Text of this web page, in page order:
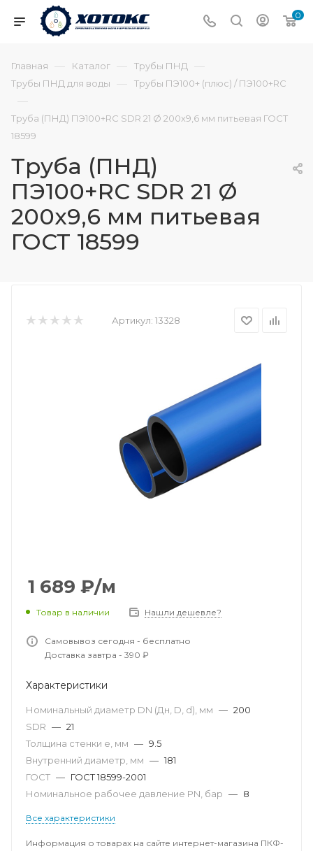
0
Главная — Каталог — Трубы ПНД —
Трубы ПНД для воды — Трубы ПЭ100+ (плюс) / ПЭ100+RC
—
Труба (ПНД) ПЭ100+RC SDR 21 Ø 200х9,6 мм питьевая ГОСТ
18599
Труба (ПНД)
ПЭ100+RC SDR 21 Ø
200х9,6 мм питьевая
ГОСТ 18599
Артикул: 13328
1 689 ₽/м
Товар в наличии Нашли дешевле?
Самовывоз сегодня - бесплатно
Доставка завтра - 390 ₽
Характеристики
Номинальный диаметр DN (Дн, D, d), мм — 200
SDR — 21
Толщина стенки e, мм — 9.5
Внутренний диаметр, мм — 181
ГОСТ — ГОСТ 18599-2001
Номинальное рабочее давление PN, бар — 8
Все характеристики
Информация о товарах на сайте интернет-магазина ПКФ-